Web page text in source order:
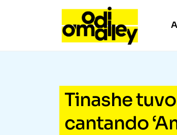
Tinashe
cantando